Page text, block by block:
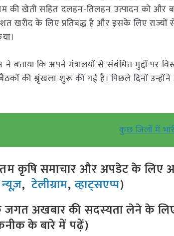
की खेती सहित दलहन-तिलहन उत्पादन को और
खरीद के लिए प्रतिबद्ध है और इसके लिए
ने बताया कि अपने मंत्रालयों से संबंधित मुद्दों पर
की श्रृंखला शुरू की गई है। पिछले दिनों
कुछ जिलों में
कृषि समाचार और अपडेट के
,टेलीग्राम,व्हाट्सएप्प)
अखबार की सदस्यता लेने के
के बारे में पढ़ें)